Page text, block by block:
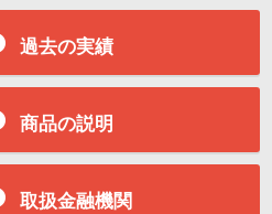
過去の実績
商品の説明
取扱金融機関